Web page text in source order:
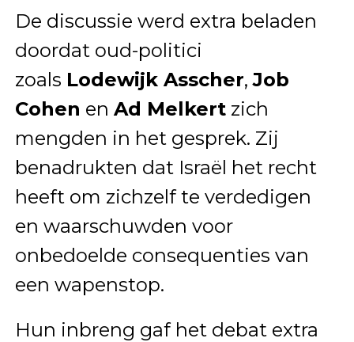
De discussie werd extra beladen
doordat oud-politici
zoals Lodewijk Asscher,Job
Cohen en Ad Melkertzich
mengden in het gesprek. Zij
benadrukten dat Israël het recht
heeft om zichzelf te verdedigen
en waarschuwden voor
onbedoelde consequenties van
een wapenstop.
Hun inbreng gaf het debat extra